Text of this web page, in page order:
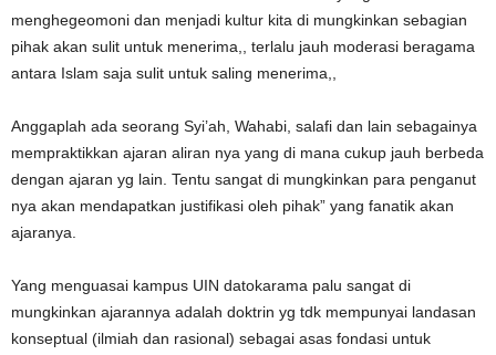
menghegeomoni dan menjadi kultur kita di mungkinkan sebagian
pihak akan sulit untuk menerima,, terlalu jauh moderasi beragama
antara Islam saja sulit untuk saling menerima,,
Anggaplah ada seorang Syi’ah, Wahabi, salafi dan lain sebagainya
mempraktikkan ajaran aliran nya yang di mana cukup jauh berbeda
dengan ajaran yg lain. Tentu sangat di mungkinkan para penganut
nya akan mendapatkan justifikasi oleh pihak” yang fanatik akan
ajaranya.
Yang menguasai kampus UIN datokarama palu sangat di
mungkinkan ajarannya adalah doktrin yg tdk mempunyai landasan
konseptual (ilmiah dan rasional) sebagai asas fondasi untuk